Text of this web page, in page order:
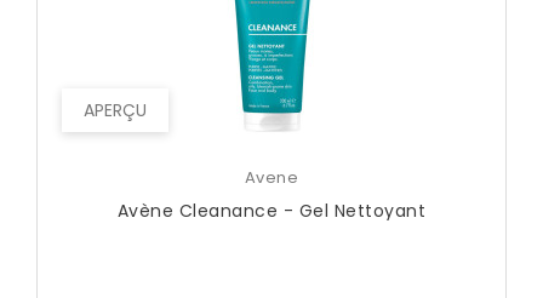
APERÇU
Avene
Avène Cleanance - Gel Nettoyant